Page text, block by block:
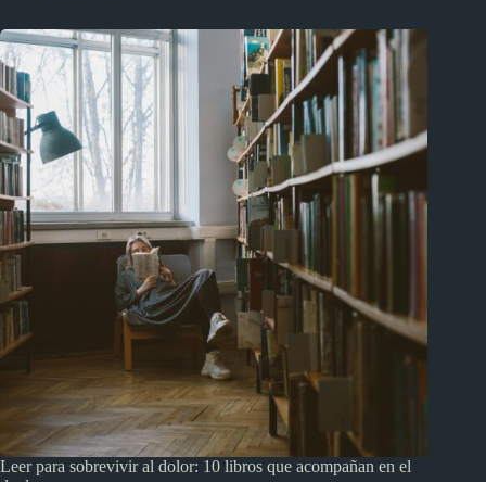
Leer para sobrevivir al dolor: 10 libros que acompañan en el